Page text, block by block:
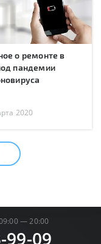
о ремонте в
пандемии
2020
— 20:00
99-09